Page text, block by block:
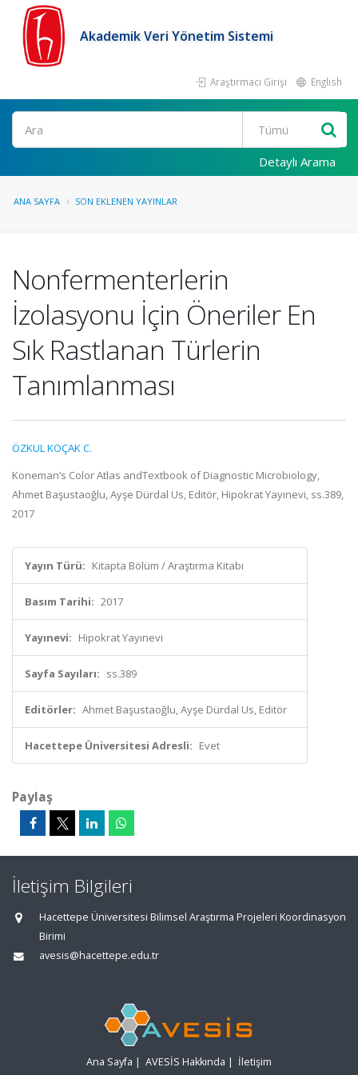
Akademik Veri Yönetim Sistemi
Araştırmacı Girişi English
Ara
Detaylı Arama
ANA SAYFA SON EKLENEN YAYINLAR
Nonfermenterlerin
İzolasyonu İçin Öneriler En
Sık Rastlanan Türlerin
Tanımlanması
ÖZKUL KOÇAK C.
Koneman’s Color Atlas andTextbook of Diagnostic Microbiology,
Ahmet Başustaoğlu, Ayşe Dürdal Us, Editör, Hipokrat Yayınevi, ss.389,
2017
Yayın Türü: Kitapta Bölüm / Araştırma Kitabı
Basım Tarihi: 2017
Yayınevi: Hipokrat Yayınevi
Sayfa Sayıları: ss.389
Editörler: Ahmet Başustaoğlu, Ayşe Dürdal Us, Editör
Hacettepe Üniversitesi Adresli: Evet
Paylaş
İletişim Bilgileri
Hacettepe Üniversitesi Bilimsel Araştırma Projeleri Koordinasyon
Birimi
avesis@hacettepe.edu.tr
Ana Sayfa | AVESİS Hakkında | İletişim